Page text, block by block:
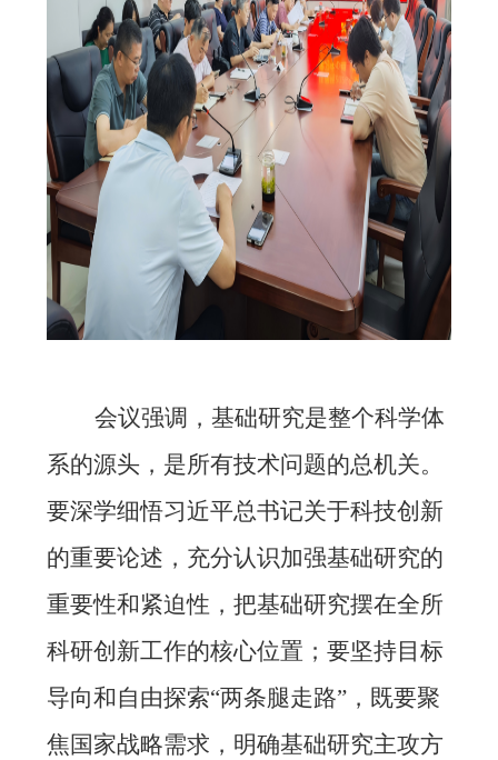
会议强调，基础研究是整个科学体
系的源头，是所有技术问题的总机关。
要深学细悟习近平总书记关于科技创新
的重要论述，充分认识加强基础研究的
重要性和紧迫性，把基础研究摆在全所
科研创新工作的核心位置；要坚持目标
导向和自由探索“两条腿走路”，既要聚
焦国家战略需求，明确基础研究主攻方